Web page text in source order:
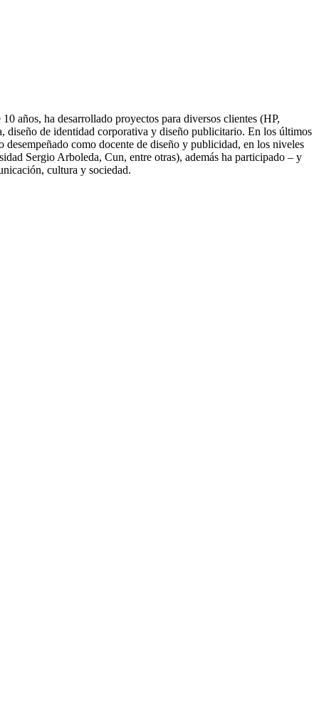
años, ha desarrollado proyectos para diversos clientes (HP,
de identidad corporativa y diseño publicitario. En los últimos
como docente de diseño y publicidad, en los niveles
Sergio Arboleda, Cun, entre otras), además ha participado – y
cultura y sociedad.